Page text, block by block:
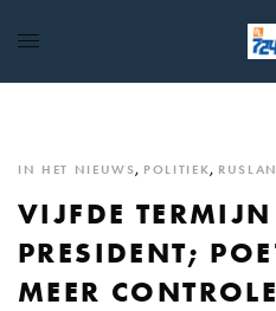
IN HET NIEUWS, POLITIEK,
VIJFDE TERMIJN
PRESIDENT;
MEER